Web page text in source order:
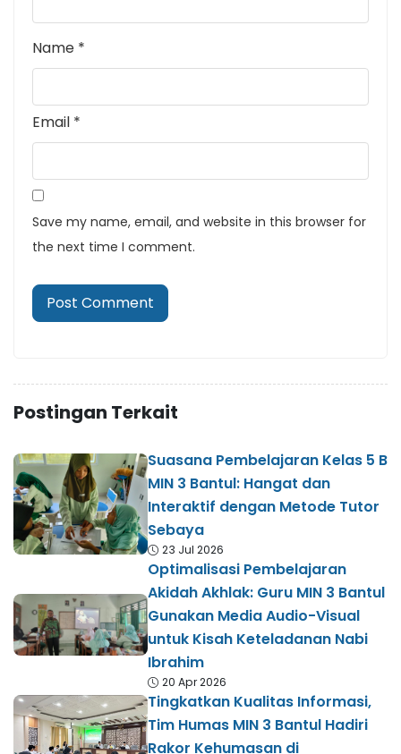
Name *
Email *
Save my name, email, and website in this browser for
the next time I comment.
Postingan Terkait
Suasana Pembelajaran Kelas 5 B
MIN 3 Bantul: Hangat dan
Interaktif dengan Metode Tutor
Sebaya
23 Jul 2026
Optimalisasi Pembelajaran
Akidah Akhlak: Guru MIN 3 Bantul
Gunakan Media Audio-Visual
untuk Kisah Keteladanan Nabi
Ibrahim
20 Apr 2026
Tingkatkan Kualitas Informasi,
Tim Humas MIN 3 Bantul Hadiri
Rakor Kehumasan di